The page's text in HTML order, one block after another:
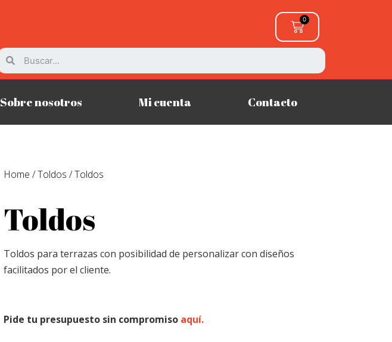
Sobre nosotros Mi cuenta Contacto
Home /Toldos / Toldos
Toldos
Toldos para terrazas con posibilidad de personalizar con diseños
facilitados por el cliente.
Pide tu presupuesto sin compromiso aquí.